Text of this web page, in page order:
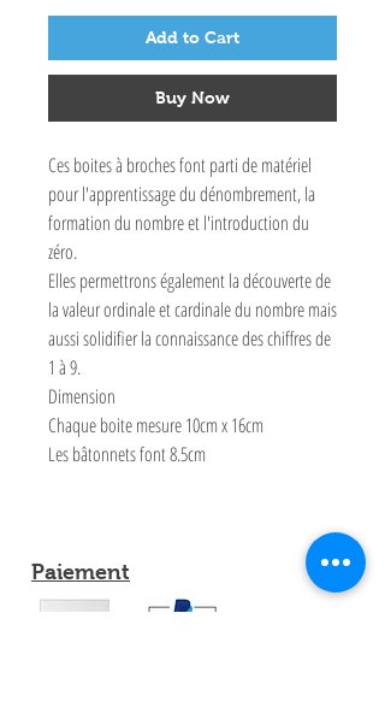
Add to Cart
Buy Now
Ces boites à broches font parti de matériel
pour l'apprentissage du dénombrement, la
formation du nombre et l'introduction du
zéro.
Elles permettrons également la découverte de
la valeur ordinale et cardinale du nombre mais
aussi solidifier la connaissance des chiffres de
1 à 9.
Dimension
Chaque boite mesure 10cm x 16cm
Les bâtonnets font 8.5cm
Paiement